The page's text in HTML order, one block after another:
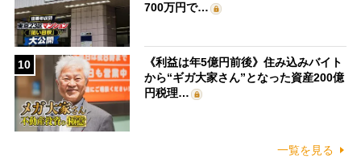
700万円で…
10
《利益は年5億円前後》住み込みバイト
から“ギガ大家さん”となった資産200億
円税理…
一覧を見る